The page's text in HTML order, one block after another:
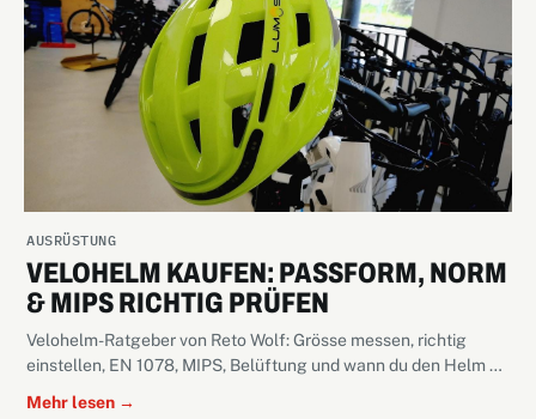
AUSRÜSTUNG
VELOHELM KAUFEN: PASSFORM, NORM
& MIPS RICHTIG PRÜFEN
Velohelm-Ratgeber von Reto Wolf: Grösse messen, richtig
einstellen, EN 1078, MIPS, Belüftung und wann du den Helm …
Mehr lesen →